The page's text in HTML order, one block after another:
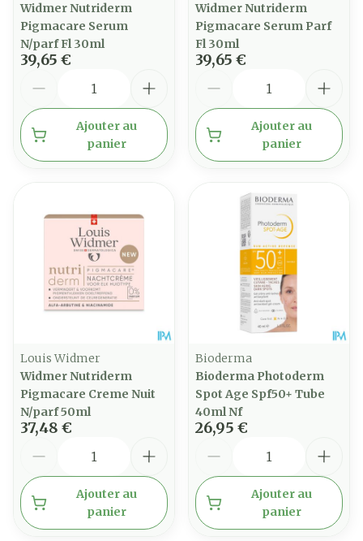
Widmer Nutriderm
Pigmacare Serum
N/parf Fl 30ml
39,65 €
Ajouter au
panier
Widmer Nutriderm
Pigmacare Serum Parf
Fl 30ml
39,65 €
Ajouter au
panier
Louis Widmer
Widmer Nutriderm
Pigmacare Creme Nuit
N/parf 50ml
37,48 €
Ajouter au
panier
Bioderma
Bioderma Photoderm
Spot Age Spf50+ Tube
40ml Nf
26,95 €
Ajouter au
panier